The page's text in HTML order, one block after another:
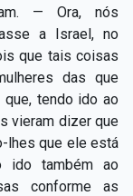
— Ora, nós
a Israel, no
que tais coisas
das que
tendo ido ao
vieram dizer que
lhes que ele está
ido também ao
conforme as